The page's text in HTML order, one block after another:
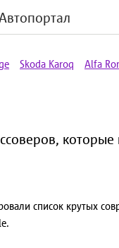
Skoda Karoq Alfa
список крутых